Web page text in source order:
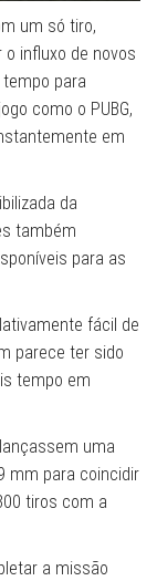
um só tiro,
influxo de novos
para
como o PUBG,
em
da
também
para as
fácil de
parece ter sido
tempo em
uma
mm para coincidir
tiros com a
a missão